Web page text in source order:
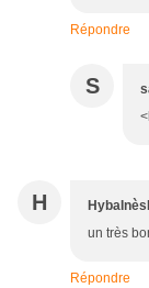
Répondre
S
H
un très
Répondre